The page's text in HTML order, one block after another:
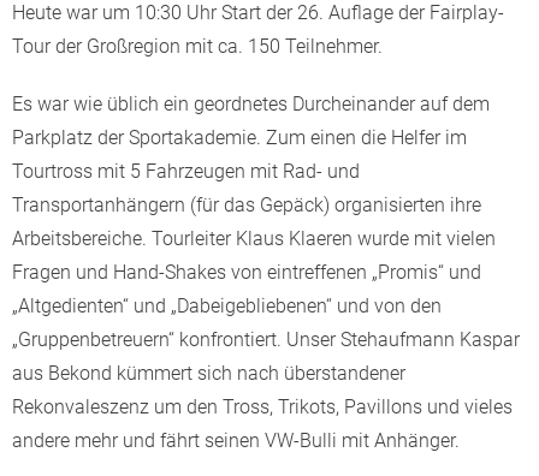
Heute war um 10:30 Uhr Start der 26. Auflage der Fairplay-
Tour der Großregion mit ca. 150 Teilnehmer.
Es war wie üblich ein geordnetes Durcheinander auf dem
Parkplatz der Sportakademie. Zum einen die Helfer im
Tourtross mit 5 Fahrzeugen mit Rad- und
Transportanhängern (für das Gepäck) organisierten ihre
Arbeitsbereiche. Tourleiter Klaus Klaeren wurde mit vielen
Fragen und Hand-Shakes von eintreffenen „Promis“ und
„Altgedienten“ und „Dabeigebliebenen“ und von den
„Gruppenbetreuern“ konfrontiert. Unser Stehaufmann Kaspar
aus Bekond kümmert sich nach überstandener
Rekonvaleszenz um den Tross, Trikots, Pavillons und vieles
andere mehr und fährt seinen VW-Bulli mit Anhänger.